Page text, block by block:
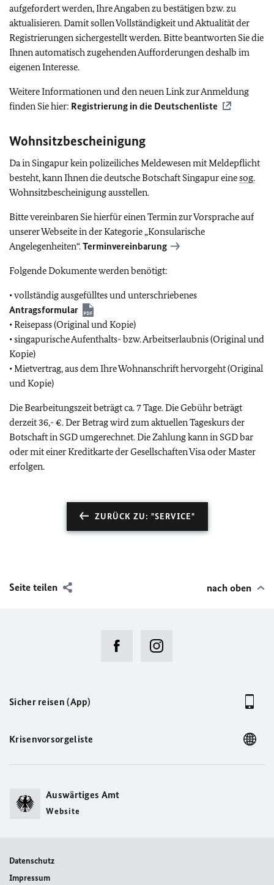
aufgefordert werden, Ihre Angaben zu bestätigen bzw. zu
aktualisieren. Damit sollen Vollständigkeit und Aktualität der
Registrierungen sichergestellt werden. Bitte beantworten Sie die
Ihnen automatisch zugehenden Aufforderungen deshalb im
eigenen Interesse.
Weitere Informationen und den neuen Link zur Anmeldung
finden Sie hier: Registrierung in die Deutschenliste
Wohnsitzbescheinigung
Da in Singapur kein polizeiliches Meldewesen mit Meldepflicht
besteht, kann Ihnen die deutsche Botschaft Singapur einesog.
Wohnsitzbescheinigung ausstellen.
Bitte vereinbaren Sie hierfür einen Termin zur Vorsprache auf
unserer Webseite in der Kategorie „Konsularische
Angelegenheiten“.Terminvereinbarung
Folgende Dokumente werden benötigt:
• vollständig ausgefülltes und unterschriebenes
Antragsformular
• Reisepass (Original und Kopie)
• singapurische Aufenthalts- bzw. Arbeitserlaubnis (Original und
Kopie)
• Mietvertrag, aus dem Ihre Wohnanschrift hervorgeht (Original
und Kopie)
Die Bearbeitungszeit beträgt ca. 7 Tage. Die Gebühr beträgt
derzeit 36,- €. Der Betrag wird zum aktuellen Tageskurs der
Botschaft in SGD umgerechnet. Die Zahlung kann in SGD bar
oder mit einer Kreditkarte der Gesellschaften Visa oder Master
erfolgen.
ZURÜCK ZU: "SERVICE"
Seite teilen nach oben
Sicher reisen (App)
Krisenvorsorgeliste
Auswärtiges Amt
Website
Datenschutz
Impressum